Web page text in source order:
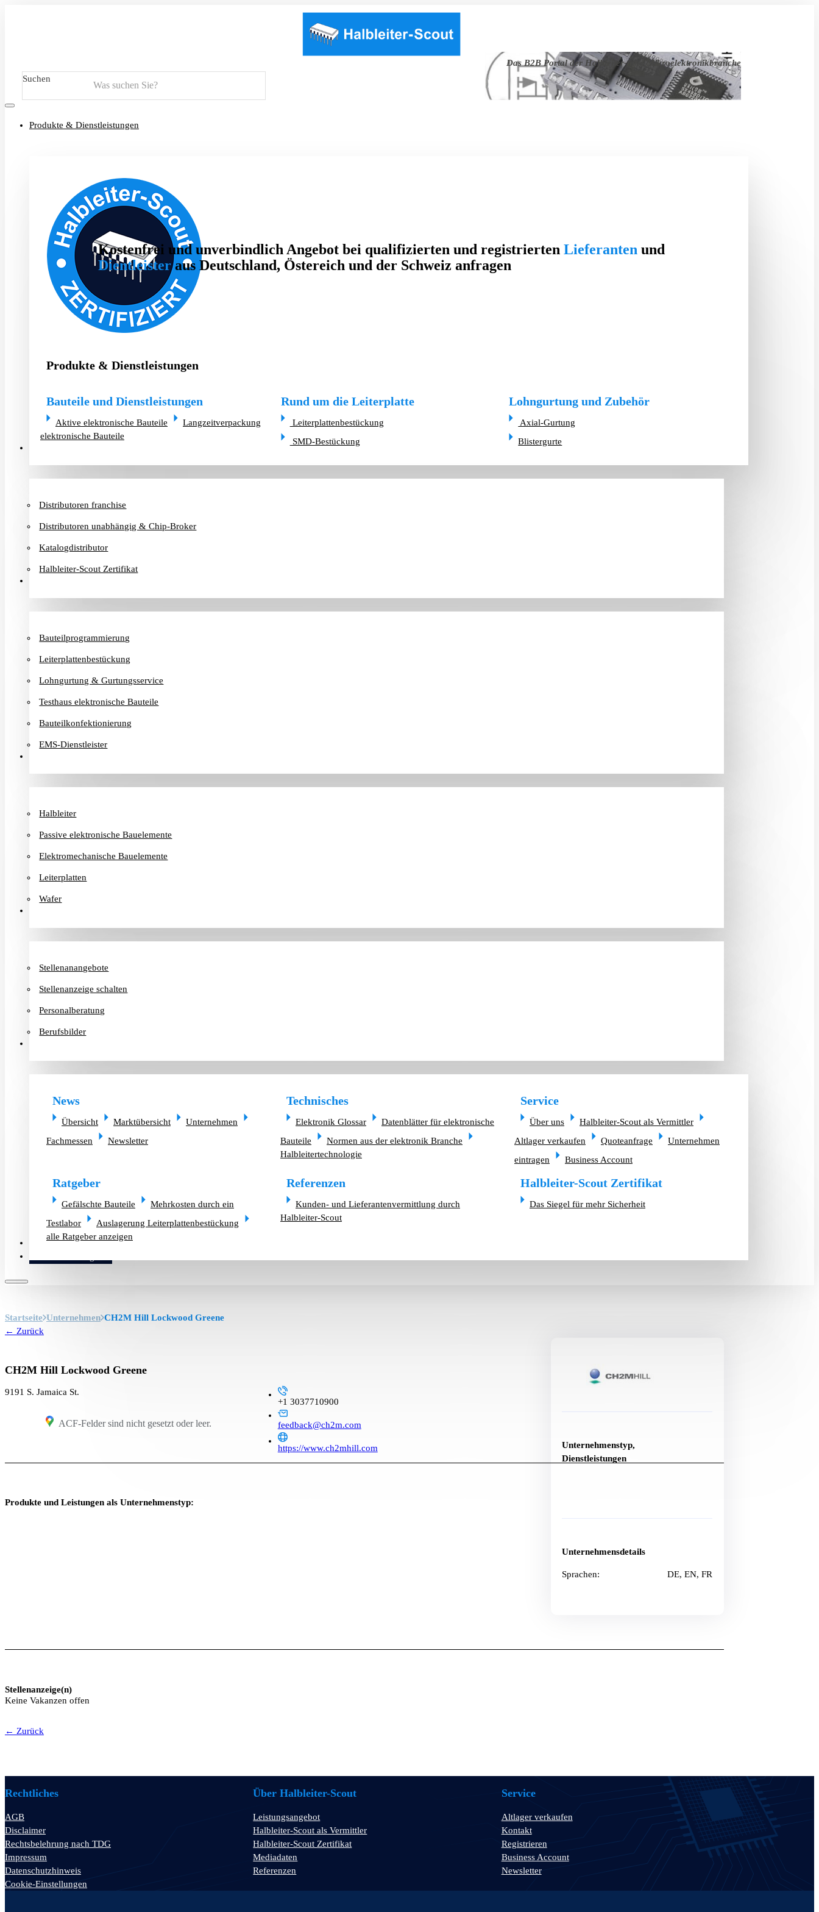
Das B2B Portal der Halbleiter- und Mikroelektronikbranche
Suchen
Produkte & Dienstleistungen
Kostenfrei und unverbindlich Angebot bei qualifizierten und registrierten Lieferanten und
Dientleisteraus Deutschland, Östereich und der Schweiz anfragen
Produkte & Dienstleistungen
Bauteile und Dienstleistungen
Aktive elektronische Bauteile
Langzeitverpackung
elektronische Bauteile
Rund um die Leiterplatte
Leiterplattenbestückung
SMD-Bestückung
Lohngurtung und Zubehör
Axial-Gurtung
Blistergurte
Distributoren franchise
Distributoren unabhängig & Chip-Broker
Katalogdistributor
Halbleiter-Scout Zertifikat
Bauteilprogrammierung
Leiterplattenbestückung
Lohngurtung & Gurtungsservice
Testhaus elektronische Bauteile
Bauteilkonfektionierung
EMS-Dienstleister
Halbleiter
Passive elektronische Bauelemente
Elektromechanische Bauelemente
Leiterplatten
Wafer
Stellenanangebote
Stellenanzeige schalten
Personalberatung
Berufsbilder
News
Übersicht Marktübersicht
Unternehmen
Fachmessen
Newsletter
Technisches
Elektronik Glossar
Datenblätter für elektronische
Bauteile
Normen aus der elektronik Branche
Halbleitertechnologie
Service
Über uns
Halbleiter-Scout als Vermittler
Altlager verkaufen
Quoteanfrage
Unternehmen
eintragen
Business Account
Ratgeber
Gefälschte Bauteile
Mehrkosten durch ein
Testlabor
Auslagerung Leiterplattenbestückung
alle Ratgeber anzeigen
Referenzen
Kunden- und Lieferantenvermittlung durch
Halbleiter-Scout
Halbleiter-Scout Zertifikat
Das Siegel für mehr Sicherheit
Altlager verkaufen
Startseite Unternehmen CH2M Hill Lockwood Greene
← Zurück
CH2M Hill Lockwood Greene
9191 S. Jamaica St.
ACF-Felder sind nicht gesetzt oder leer.
+1 3037710900
feedback@ch2m.com
https://www.ch2mhill.com
Produkte und Leistungen als Unternehmenstyp:
Unternehmenstyp,
Dienstleistungen
Unternehmensdetails
Sprachen: DE, EN, FR
Stellenanzeige(n)
Keine Vakanzen offen
← Zurück
Rechtliches
AGB
Disclaimer
Rechtsbelehrung nach TDG
Impressum
Datenschutzhinweis
Cookie-Einstellungen
Über Halbleiter-Scout
Leistungsangebot
Halbleiter-Scout als Vermittler
Halbleiter-Scout Zertifikat
Mediadaten
Referenzen
Service
Altlager verkaufen
Kontakt
Registrieren
Business Account
Newsletter